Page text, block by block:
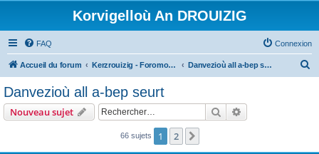
Korvigelloù An DROUIZIG
FAQ Connexion
Accueil du forum Kerzrouizig - Foromoù An Drouizig Danvezioù all a-bep seurt
Danvezioù all a-bep seurt
Nouveau sujet Rechercher
66 sujets 1 2